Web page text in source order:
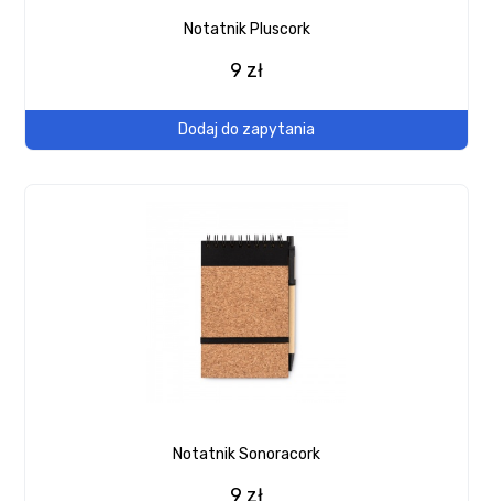
Notatnik Pluscork
9 zł
Dodaj do zapytania
Notatnik Sonoracork
9 zł